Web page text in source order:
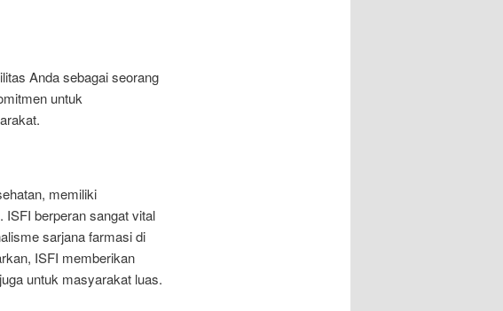
Anda sebagai seorang
untuk
memiliki
ISFI berperan sangat vital
sarjana farmasi di
ISFI memberikan
untuk masyarakat luas.